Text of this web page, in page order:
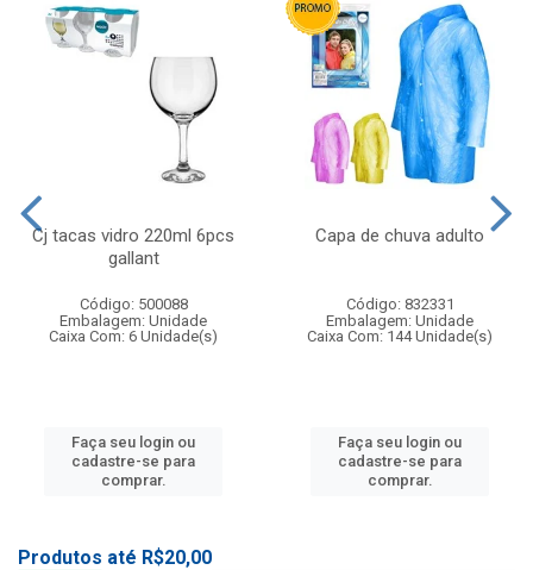
Cj tacas vidro 220ml 6pcs
gallant
Código: 500088
Embalagem: Unidade
Caixa Com: 6 Unidade(s)
Faça seu login ou
cadastre-se para
comprar.
Capa de chuva adulto
Código: 832331
Embalagem: Unidade
Caixa Com: 144 Unidade(s)
Faça seu login ou
cadastre-se para
comprar.
Produtos até R$20,00